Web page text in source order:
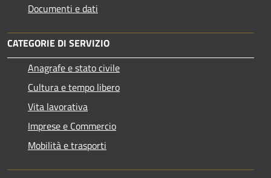
Documenti e dati
CATEGORIE DI SERVIZIO
Anagrafe e stato civile
Cultura e tempo libero
Vita lavorativa
Imprese e Commercio
Mobilità e trasporti